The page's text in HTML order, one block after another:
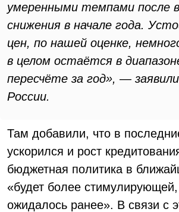
умеренными темпами после
снижения в начале года.
цен, по нашей оценке,
в целом остаётся в
пересчёте за год», —
России.
Там добавили, что в
ускорился и рост
бюджетная политика в
«будет более
ожидалось ранее». В связи с